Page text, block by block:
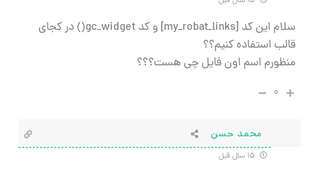
سلام این کد [my_robat_links] و کد gc_widget() در کجای
قالب استفاده کنیم؟؟
منظورم اسم اون فایل چی هست؟؟؟
۰
محمد حسن